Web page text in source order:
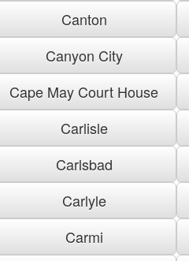
Canton
Canyon City
Cape May Court House
Carlisle
Carlsbad
Carlyle
Carmi